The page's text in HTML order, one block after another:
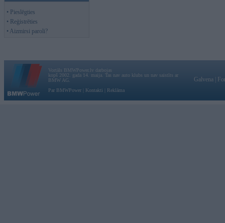
• Pieslēgties
• Reģistrēties
• Aizmirsi paroli?
Vortāls BMWPower.lv darbojas
kopš 2002. gada 14. maija. Tas nav auto klubs un nav saistīts ar
BMW AG.
Par BMWPower
Kontakti Reklāma
Galvena